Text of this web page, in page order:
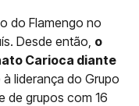
do Flamengo no
Desde então, o
Carioca diante
liderança do Grupo
de grupos com 16